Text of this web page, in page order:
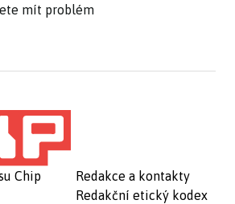
mít problém
Chip
Redakce a kontakty
Redakční etický kodex